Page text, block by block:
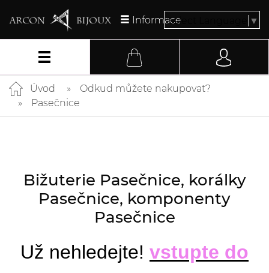
InformaceSelect Language ▼
Úvod
Odkud můžete nakupovat?
Pasečnice
Bižuterie Pasečnice, korálky
Pasečnice, komponenty
Pasečnice
Už nehledejte! vstupte do